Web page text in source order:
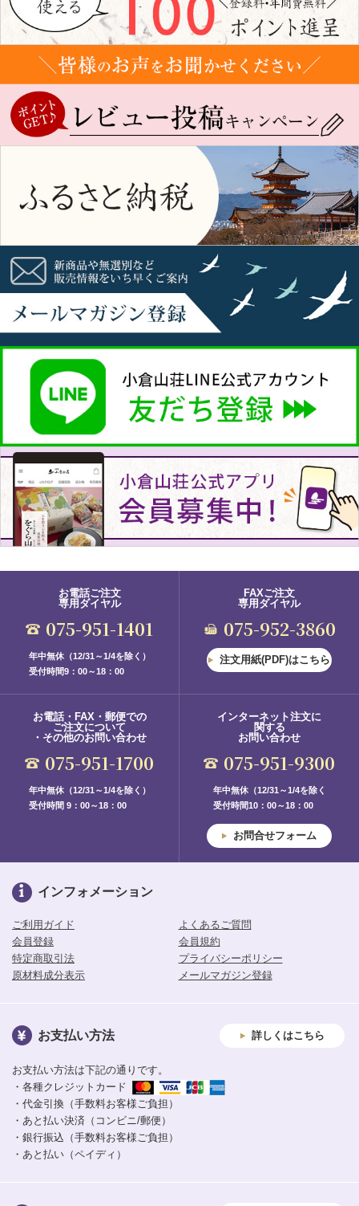
お電話ご注文
専用ダイヤル
075-951-1401
年中無休（12/31～1/4を除く）
受付時間9：00～18：00
FAXご注文
専用ダイヤル
075-952-3860
注文用紙(PDF)はこちら
お電話・FAX・郵便での
ご注文について
・その他のお問い合わせ
075-951-1700
年中無休（12/31～1/4を除く）
受付時間 9：00～18：00
インターネット注文に
関する
お問い合わせ
075-951-9300
年中無休（12/31～1/4を除く
受付時間10：00～18：00
お問合せフォーム
インフォメーション
ご利用ガイド
よくあるご質問
会員登録
会員規約
特定商取引法
プライバシーポリシー
原材料成分表示
メールマガジン登録
お支払い方法 詳しくはこちら
お支払い方法は下記の通りです。
・各種クレジットカード
・代金引換（手数料お客様ご負担）
・あと払い決済（コンビニ/郵便）
・銀行振込（手数料お客様ご負担）
・あと払い（ペイディ）